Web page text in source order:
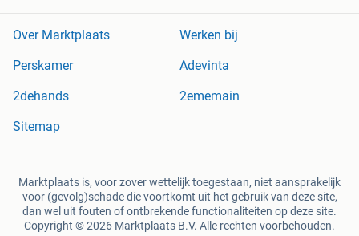
Over Marktplaats
Werken bij
Perskamer
Adevinta
2dehands
2ememain
Sitemap
Marktplaats is, voor zover wettelijk toegestaan, niet aansprakelijk
voor (gevolg)schade die voortkomt uit het gebruik van deze site,
dan wel uit fouten of ontbrekende functionaliteiten op deze site.
Copyright © 2026 Marktplaats B.V. Alle rechten voorbehouden.